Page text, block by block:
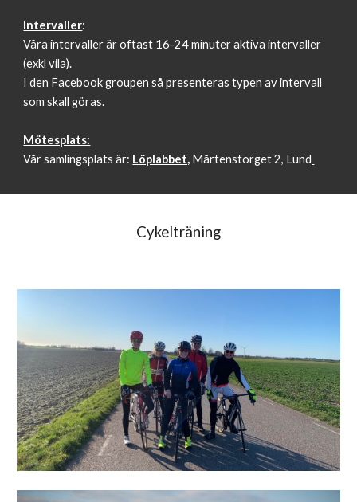
Intervaller:
Våra intervaller är oftast 16-24 minuter aktiva intervaller
(exkl vila).
I den Facebook groupen så presenteras typen av intervall
som skall göras.
Mötesplats:
Vår samlingsplats är: Löplabbet, Mårtenstorget 2, Lund
Cykelträning